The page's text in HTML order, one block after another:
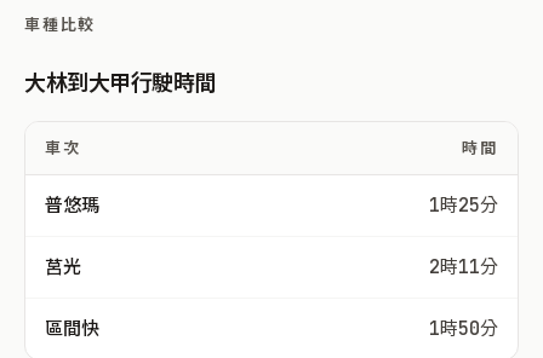
車種比較
大林到大甲行駛時間
車次 時間
普悠瑪 1時25分
莒光 2時11分
區間快 1時50分